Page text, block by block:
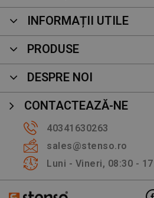
INFORMAȚII UTILE
PRODUSE
DESPRE NOI
CONTACTEAZĂ-NE
40341630263
sales@stenso.ro
Luni - Vineri, 08:30 -